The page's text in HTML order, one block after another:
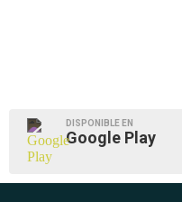
DISPONIBLE EN
Google Play